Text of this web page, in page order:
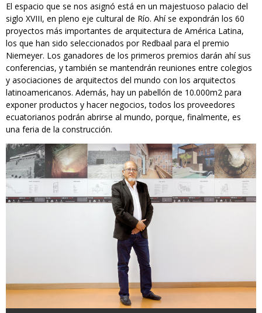
El espacio que se nos asignó está en un majestuoso palacio del
siglo XVIII, en pleno eje cultural de Río. Ahí se expondrán los 60
proyectos más importantes de arquitectura de América Latina,
los que han sido seleccionados por Redbaal para el premio
Niemeyer. Los ganadores de los primeros premios darán ahí sus
conferencias, y también se mantendrán reuniones entre colegios
y asociaciones de arquitectos del mundo con los arquitectos
latinoamericanos. Además, hay un pabellón de 10.000m2 para
exponer productos y hacer negocios, todos los proveedores
ecuatorianos podrán abrirse al mundo, porque, finalmente, es
una feria de la construcción.